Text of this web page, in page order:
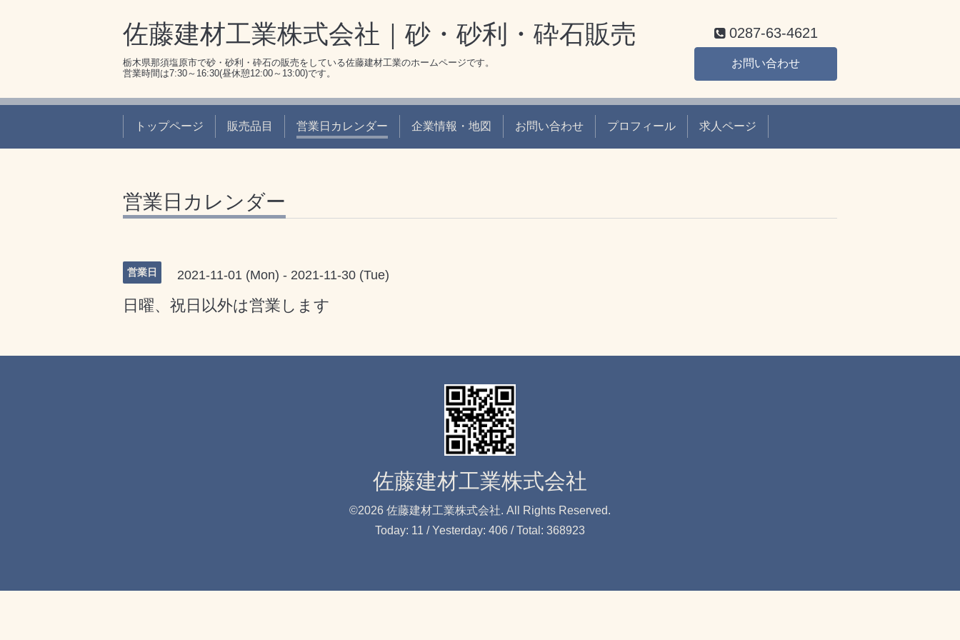
佐藤建材工業株式会社｜砂・砂利・砕石販売
栃木県那須塩原市で砂・砂利・砕石の販売をしている佐藤建材工業のホームページです。
営業時間は7:30～16:30(昼休憩12:00～13:00)です。
0287-63-4621
お問い合わせ
トップページ 販売品目 営業日カレンダー 企業情報・地図 お問い合わせ プロフィール 求人ページ
営業日カレンダー
営業日 2021-11-01 (Mon) - 2021-11-30 (Tue)
日曜、祝日以外は営業します
佐藤建材工業株式会社
©2026 佐藤建材工業株式会社. All Rights Reserved.
Today: 11 / Yesterday: 406 / Total: 368923